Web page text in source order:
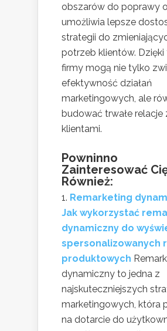
obszarów do poprawy
umożliwia lepsze
strategii do
potrzeb klientów. Dzięki
firmy mogą nie tylko
efektywność działań
marketingowych, ale
budować trwałe relacje
klientami.
Powninno
Zainteresować
Również:
Remarketing
Jak wykorzystać
dynamiczny do
spersonalizowanych
produktowych
dynamiczny to jedna z
najskuteczniejszych
marketingowych, która
na dotarcie do